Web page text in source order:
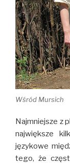
Wśród Mursich
Najmniejsze z
największe
językowe
tego, że